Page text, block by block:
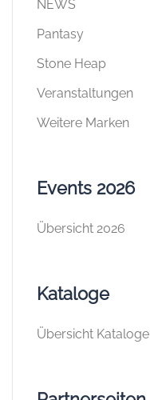
NEWS
Pantasy
Stone Heap
Veranstaltungen
Weitere Marken
Events 2026
Übersicht 2026
Kataloge
Übersicht Kataloge